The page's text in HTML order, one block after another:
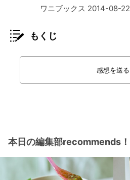
ワニブックス 2014-08-22
もくじ
感想を送る
本日の編集部recommends！